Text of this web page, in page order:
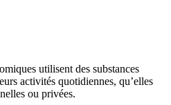
utilisent des substances
activités quotidiennes, qu’elles
ou privées.